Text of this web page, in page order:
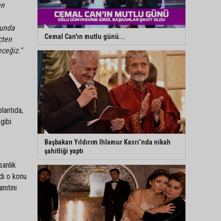
o konu
Cemal Can'ın mutlu günü...
Başbakan Yıldırım Ihlamur Kasrı’nda nikah
şahitliği yaptı